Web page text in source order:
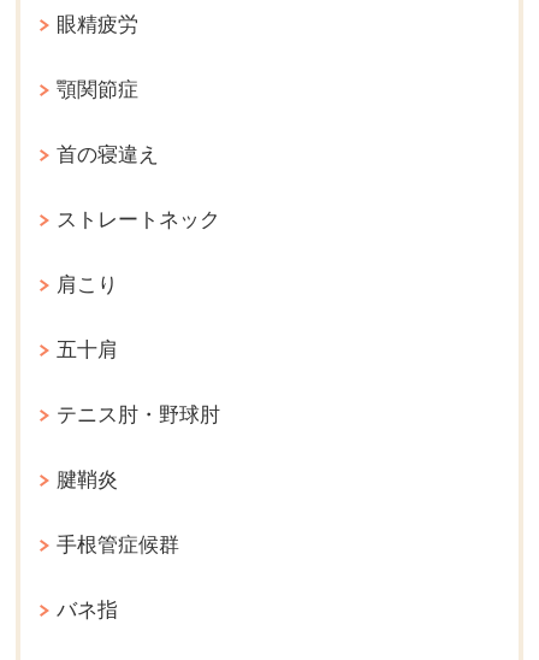
眼精疲労
顎関節症
首の寝違え
ストレートネック
肩こり
五十肩
テニス肘・野球肘
腱鞘炎
手根管症候群
バネ指